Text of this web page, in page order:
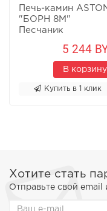
Печь-камин
"БОРН 8М"
Песчаник
5 244
В корзину
Купить в 1 клик
Хотите стать
Отправьте свой